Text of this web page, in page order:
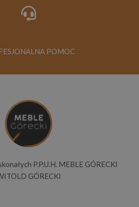
POMOC
P.P.U.H. MEBLE GÓRECKI
GÓRECKI